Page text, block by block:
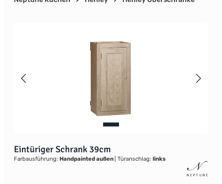
Eintüriger Schrank 39cm
Farbausführung: Handpainted außen Türanschlag: links